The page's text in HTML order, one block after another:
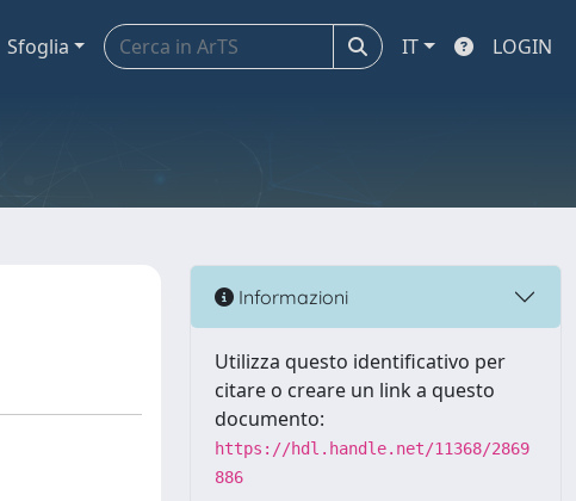
Sfoglia IT LOGIN
Informazioni
Utilizza questo identificativo per
citare o creare un link a questo
documento:
https://hdl.handle.net/11368/2869
886